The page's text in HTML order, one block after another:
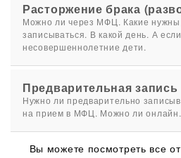
Расторжение брака
Можно ли через МФЦ. Какие
записываться. В какой день. А
несовершеннолетние дети.
Предварительная запись
Нужно ли предварительно
на прием в МФЦ. Можно ли
Вы можете посмотреть все